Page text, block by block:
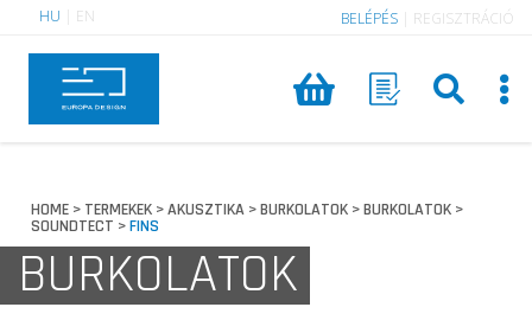
HU EN BELÉPÉS REGISZTRÁCIÓ
HOME > TERMEKEK >AKUSZTIKA >BURKOLATOK >BURKOLATOK >
SOUNDTECT >FINS
BURKOLATOK